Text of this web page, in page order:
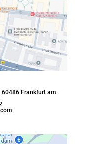
Atmoce Cloud & Aplicação
Atmozen
60486 Frankfurt am